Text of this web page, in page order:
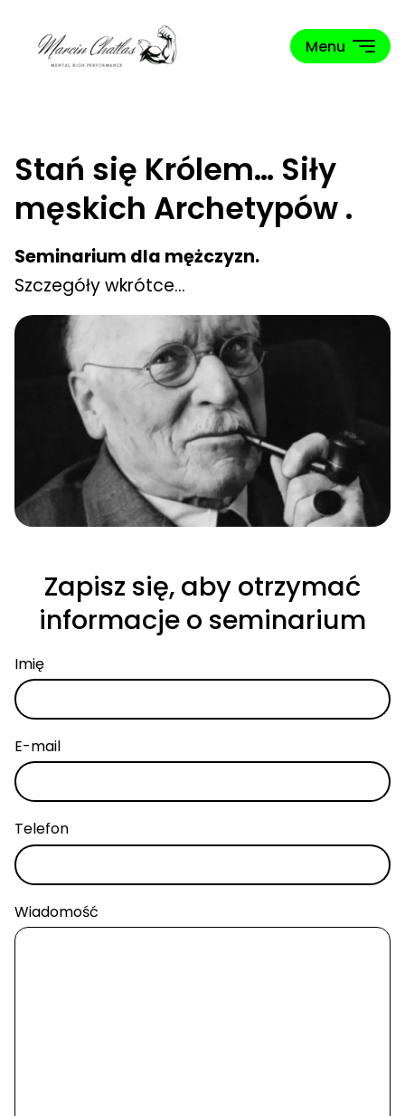
Menu
więcej i
lepiej w
każdym
Biznesowe
Królem…
Siły
męskich
Archetypów
.
KRÓLOWĄ…
Siły
Stań się Królem… Siły
męskich Archetypów .
Seminarium dla mężczyzn.
Szczegóły wkrótce…
Zapisz się, aby otrzymać
informacje o seminarium
Imię
E-mail
Telefon
Wiadomość